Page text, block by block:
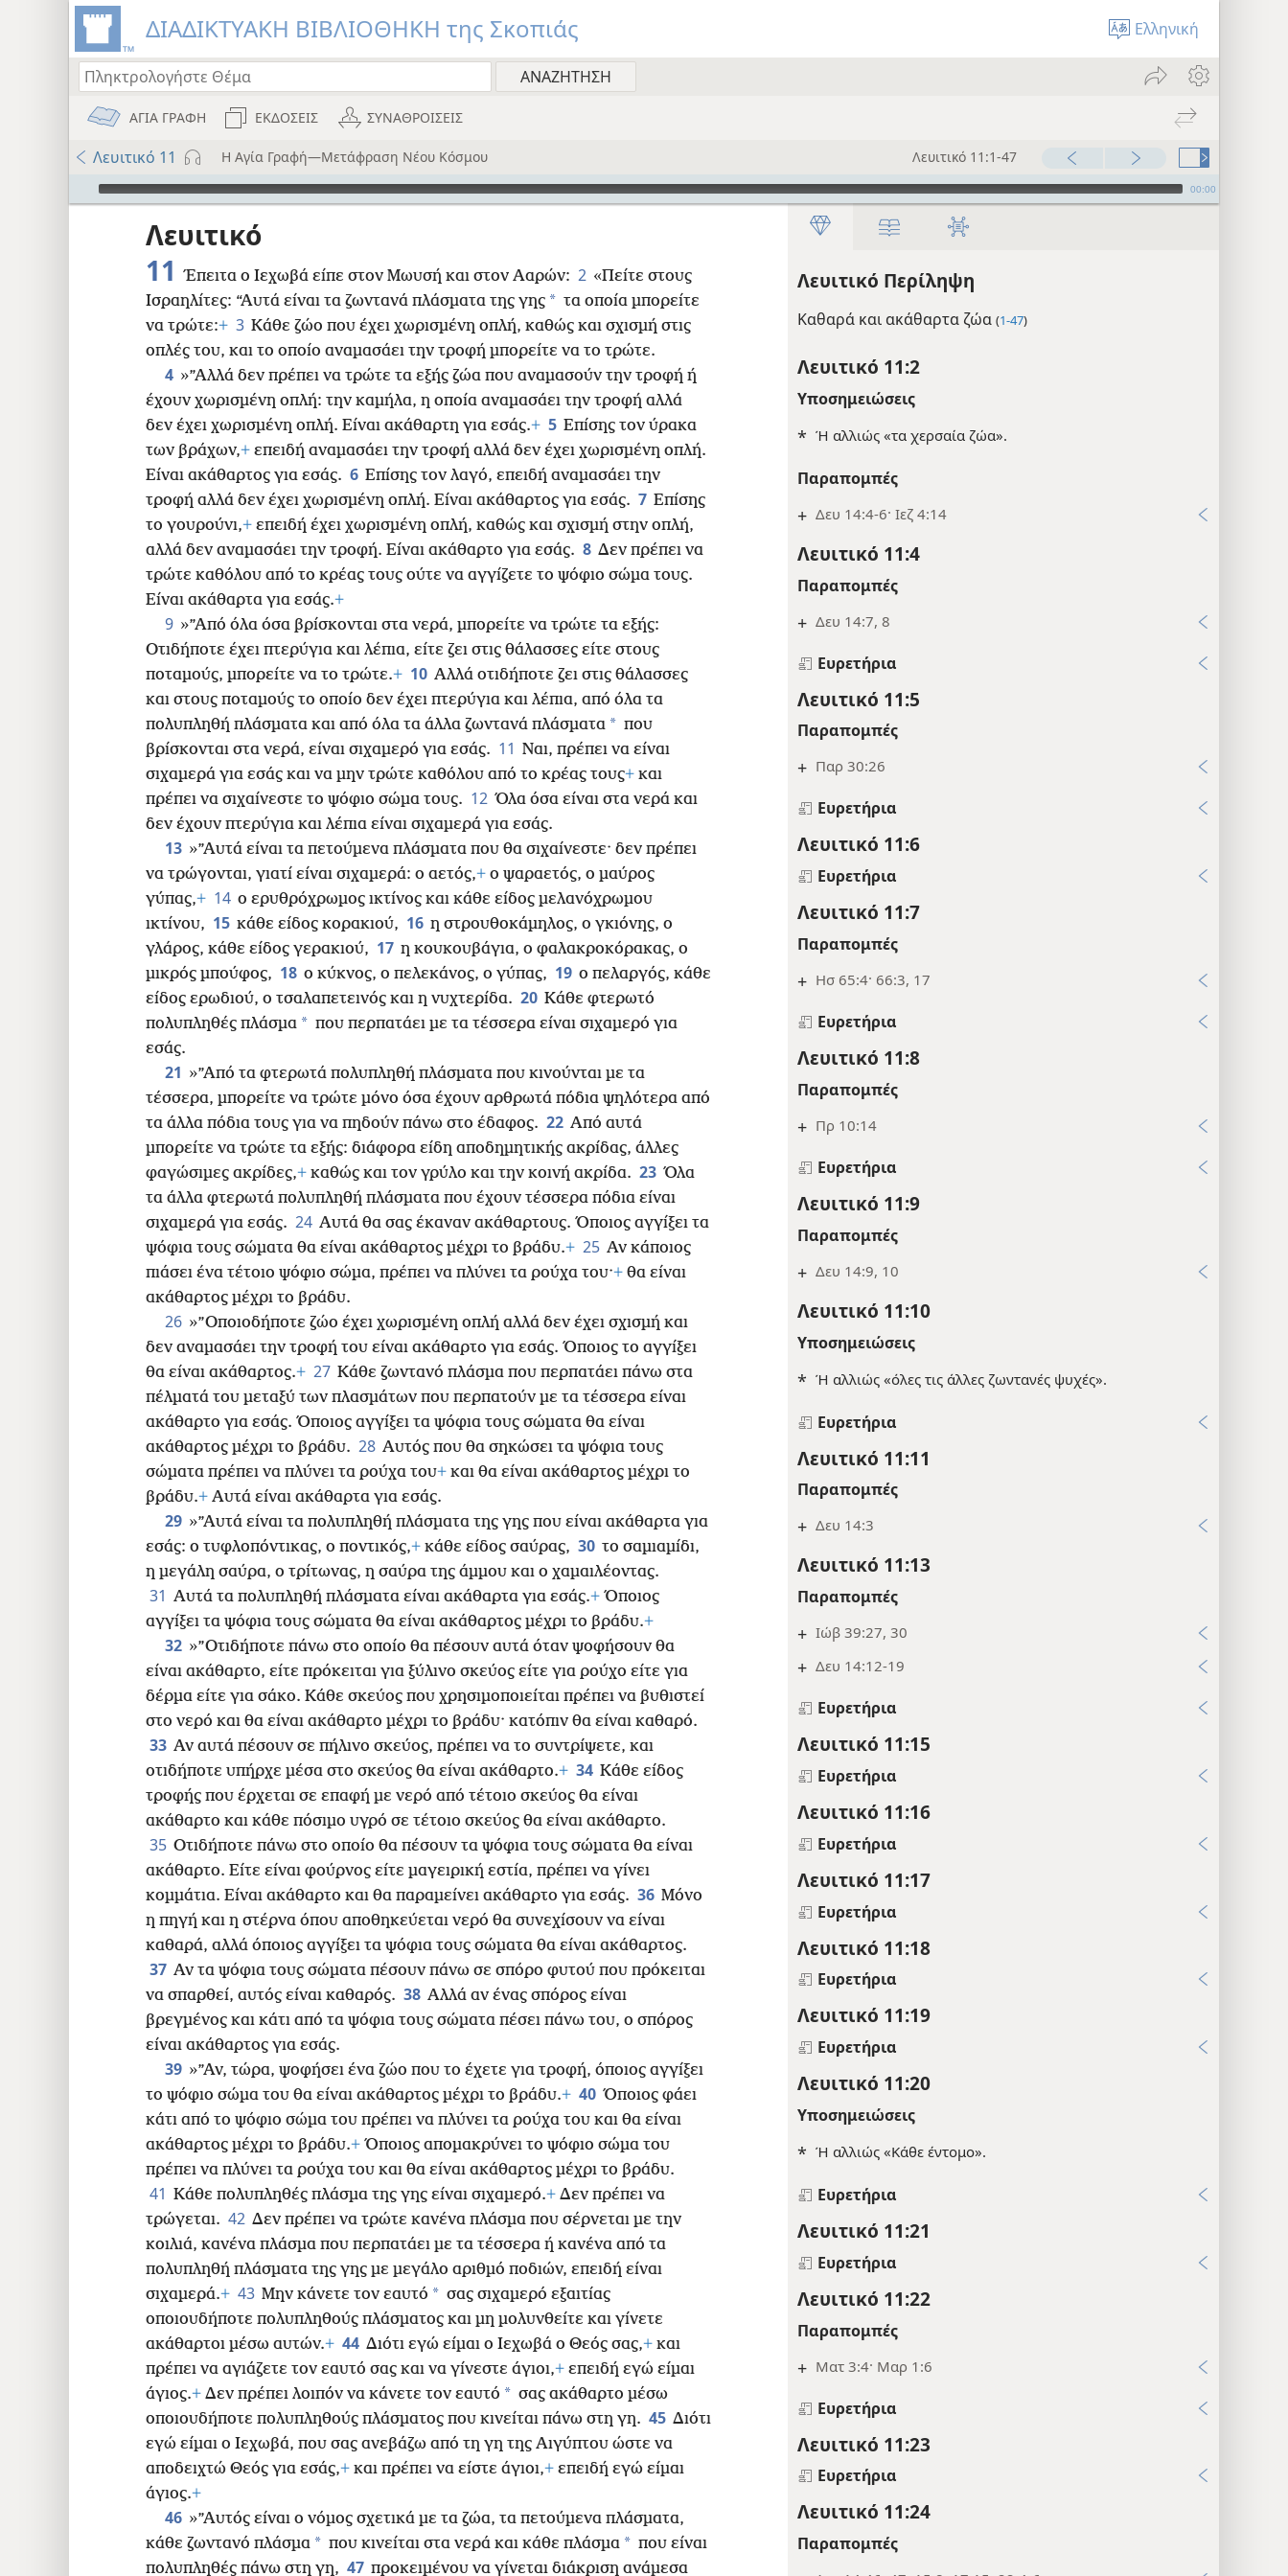
ΔΙΑΔΙΚΤΥΑΚΗ ΒΙΒΛΙΟΘΗΚΗ της Σκοπιάς Ελληνική
ΑΓΙΑ ΓΡΑΦΗ ΕΚΔΟΣΕΙΣ ΣΥΝΑΘΡΟΙΣΕΙΣ
Λευιτικό 11 Η Αγία Γραφή—Μετάφραση Νέου Κόσμου Λευιτικό 11:1-47
Audio Player 00:00
Λευιτικό Περίληψη
Καθαρά και ακάθαρτα ζώα (1-47)
Λευιτικό 11:2
Υποσημειώσεις
* Ή αλλιώς «τα χερσαία ζώα».
Παραπομπές
+ Δευ 14:4-6· Ιεζ 4:14
Λευιτικό 11:4
Παραπομπές
+ Δευ 14:7, 8
Ευρετήρια
Λευιτικό 11:5
Παραπομπές
+ Παρ 30:26
Ευρετήρια
Λευιτικό 11:6
Ευρετήρια
Λευιτικό 11:7
Παραπομπές
+ Ησ 65:4· 66:3, 17
Ευρετήρια
Λευιτικό 11:8
Παραπομπές
+ Πρ 10:14
Ευρετήρια
Λευιτικό 11:9
Παραπομπές
+ Δευ 14:9, 10
Λευιτικό 11:10
Υποσημειώσεις
* Ή αλλιώς «όλες τις άλλες ζωντανές ψυχές».
Ευρετήρια
Λευιτικό 11:11
Παραπομπές
+ Δευ 14:3
Λευιτικό 11:13
Παραπομπές
+ Ιώβ 39:27, 30
+ Δευ 14:12-19
Ευρετήρια
Λευιτικό 11:15
Ευρετήρια
Λευιτικό 11:16
Ευρετήρια
Λευιτικό 11:17
Ευρετήρια
Λευιτικό 11:18
Ευρετήρια
Λευιτικό 11:19
Ευρετήρια
Λευιτικό 11:20
Υποσημειώσεις
* Ή αλλιώς «Κάθε έντομο».
Ευρετήρια
Λευιτικό 11:21
Ευρετήρια
Λευιτικό 11:22
Παραπομπές
+ Ματ 3:4· Μαρ 1:6
Ευρετήρια
Λευιτικό 11:23
Ευρετήρια
Λευιτικό 11:24
Παραπομπές
Λευιτικό
11 Έπειτα ο Ιεχωβά είπε στον Μωυσή και στον Ααρών: 2 «Πείτε στους
Ισραηλίτες: “Αυτά είναι τα ζωντανά πλάσματα της γης * τα οποία μπορείτε
να τρώτε:+ 3 Κάθε ζώο που έχει χωρισμένη οπλή, καθώς και σχισμή στις
οπλές του, και το οποίο αναμασάει την τροφή μπορείτε να το τρώτε.
4 »”Αλλά δεν πρέπει να τρώτε τα εξής ζώα που αναμασούν την τροφή ή
έχουν χωρισμένη οπλή: την καμήλα, η οποία αναμασάει την τροφή αλλά
δεν έχει χωρισμένη οπλή. Είναι ακάθαρτη για εσάς.+ 5 Επίσης τον ύρακα
των βράχων,+ επειδή αναμασάει την τροφή αλλά δεν έχει χωρισμένη οπλή.
Είναι ακάθαρτος για εσάς. 6 Επίσης τον λαγό, επειδή αναμασάει την
τροφή αλλά δεν έχει χωρισμένη οπλή. Είναι ακάθαρτος για εσάς. 7 Επίσης
το γουρούνι,+ επειδή έχει χωρισμένη οπλή, καθώς και σχισμή στην οπλή,
αλλά δεν αναμασάει την τροφή. Είναι ακάθαρτο για εσάς. 8 Δεν πρέπει να
τρώτε καθόλου από το κρέας τους ούτε να αγγίζετε το ψόφιο σώμα τους.
Είναι ακάθαρτα για εσάς.+
9 »”Από όλα όσα βρίσκονται στα νερά, μπορείτε να τρώτε τα εξής:
Οτιδήποτε έχει πτερύγια και λέπια, είτε ζει στις θάλασσες είτε στους
ποταμούς, μπορείτε να το τρώτε.+ 10 Αλλά οτιδήποτε ζει στις θάλασσες
και στους ποταμούς το οποίο δεν έχει πτερύγια και λέπια, από όλα τα
πολυπληθή πλάσματα και από όλα τα άλλα ζωντανά πλάσματα * που
βρίσκονται στα νερά, είναι σιχαμερό για εσάς. 11 Ναι, πρέπει να είναι
σιχαμερά για εσάς και να μην τρώτε καθόλου από το κρέας τους+ και
πρέπει να σιχαίνεστε το ψόφιο σώμα τους. 12 Όλα όσα είναι στα νερά και
δεν έχουν πτερύγια και λέπια είναι σιχαμερά για εσάς.
13 »”Αυτά είναι τα πετούμενα πλάσματα που θα σιχαίνεστε· δεν πρέπει
να τρώγονται, γιατί είναι σιχαμερά: ο αετός,+ ο ψαραετός, ο μαύρος
γύπας,+ 14 ο ερυθρόχρωμος ικτίνος και κάθε είδος μελανόχρωμου
ικτίνου, 15 κάθε είδος κορακιού, 16 η στρουθοκάμηλος, ο γκιόνης, ο
γλάρος, κάθε είδος γερακιού, 17 η κουκουβάγια, ο φαλακροκόρακας, ο
μικρός μπούφος, 18 ο κύκνος, ο πελεκάνος, ο γύπας, 19 ο πελαργός, κάθε
είδος ερωδιού, ο τσαλαπετεινός και η νυχτερίδα. 20 Κάθε φτερωτό
πολυπληθές πλάσμα * που περπατάει με τα τέσσερα είναι σιχαμερό για
εσάς.
21 »”Από τα φτερωτά πολυπληθή πλάσματα που κινούνται με τα
τέσσερα, μπορείτε να τρώτε μόνο όσα έχουν αρθρωτά πόδια ψηλότερα από
τα άλλα πόδια τους για να πηδούν πάνω στο έδαφος. 22 Από αυτά
μπορείτε να τρώτε τα εξής: διάφορα είδη αποδημητικής ακρίδας, άλλες
φαγώσιμες ακρίδες,+ καθώς και τον γρύλο και την κοινή ακρίδα. 23 Όλα
τα άλλα φτερωτά πολυπληθή πλάσματα που έχουν τέσσερα πόδια είναι
σιχαμερά για εσάς. 24 Αυτά θα σας έκαναν ακάθαρτους. Όποιος αγγίξει τα
ψόφια τους σώματα θα είναι ακάθαρτος μέχρι το βράδυ.+ 25 Αν κάποιος
πιάσει ένα τέτοιο ψόφιο σώμα, πρέπει να πλύνει τα ρούχα του·+ θα είναι
ακάθαρτος μέχρι το βράδυ.
26 »”Οποιοδήποτε ζώο έχει χωρισμένη οπλή αλλά δεν έχει σχισμή και
δεν αναμασάει την τροφή του είναι ακάθαρτο για εσάς. Όποιος το αγγίξει
θα είναι ακάθαρτος.+ 27 Κάθε ζωντανό πλάσμα που περπατάει πάνω στα
πέλματά του μεταξύ των πλασμάτων που περπατούν με τα τέσσερα είναι
ακάθαρτο για εσάς. Όποιος αγγίξει τα ψόφια τους σώματα θα είναι
ακάθαρτος μέχρι το βράδυ. 28 Αυτός που θα σηκώσει τα ψόφια τους
σώματα πρέπει να πλύνει τα ρούχα του+ και θα είναι ακάθαρτος μέχρι το
βράδυ.+ Αυτά είναι ακάθαρτα για εσάς.
29 »”Αυτά είναι τα πολυπληθή πλάσματα της γης που είναι ακάθαρτα για
εσάς: ο τυφλοπόντικας, ο ποντικός,+ κάθε είδος σαύρας, 30 το σαμιαμίδι,
η μεγάλη σαύρα, ο τρίτωνας, η σαύρα της άμμου και ο χαμαιλέοντας.
31 Αυτά τα πολυπληθή πλάσματα είναι ακάθαρτα για εσάς.+ Όποιος
αγγίξει τα ψόφια τους σώματα θα είναι ακάθαρτος μέχρι το βράδυ.+
32 »”Οτιδήποτε πάνω στο οποίο θα πέσουν αυτά όταν ψοφήσουν θα
είναι ακάθαρτο, είτε πρόκειται για ξύλινο σκεύος είτε για ρούχο είτε για
δέρμα είτε για σάκο. Κάθε σκεύος που χρησιμοποιείται πρέπει να βυθιστεί
στο νερό και θα είναι ακάθαρτο μέχρι το βράδυ· κατόπιν θα είναι καθαρό.
33 Αν αυτά πέσουν σε πήλινο σκεύος, πρέπει να το συντρίψετε, και
οτιδήποτε υπήρχε μέσα στο σκεύος θα είναι ακάθαρτο.+ 34 Κάθε είδος
τροφής που έρχεται σε επαφή με νερό από τέτοιο σκεύος θα είναι
ακάθαρτο και κάθε πόσιμο υγρό σε τέτοιο σκεύος θα είναι ακάθαρτο.
35 Οτιδήποτε πάνω στο οποίο θα πέσουν τα ψόφια τους σώματα θα είναι
ακάθαρτο. Είτε είναι φούρνος είτε μαγειρική εστία, πρέπει να γίνει
κομμάτια. Είναι ακάθαρτο και θα παραμείνει ακάθαρτο για εσάς. 36 Μόνο
η πηγή και η στέρνα όπου αποθηκεύεται νερό θα συνεχίσουν να είναι
καθαρά, αλλά όποιος αγγίξει τα ψόφια τους σώματα θα είναι ακάθαρτος.
37 Αν τα ψόφια τους σώματα πέσουν πάνω σε σπόρο φυτού που πρόκειται
να σπαρθεί, αυτός είναι καθαρός. 38 Αλλά αν ένας σπόρος είναι
βρεγμένος και κάτι από τα ψόφια τους σώματα πέσει πάνω του, ο σπόρος
είναι ακάθαρτος για εσάς.
39 »”Αν, τώρα, ψοφήσει ένα ζώο που το έχετε για τροφή, όποιος αγγίξει
το ψόφιο σώμα του θα είναι ακάθαρτος μέχρι το βράδυ.+ 40 Όποιος φάει
κάτι από το ψόφιο σώμα του πρέπει να πλύνει τα ρούχα του και θα είναι
ακάθαρτος μέχρι το βράδυ.+ Όποιος απομακρύνει το ψόφιο σώμα του
πρέπει να πλύνει τα ρούχα του και θα είναι ακάθαρτος μέχρι το βράδυ.
41 Κάθε πολυπληθές πλάσμα της γης είναι σιχαμερό.+ Δεν πρέπει να
τρώγεται. 42 Δεν πρέπει να τρώτε κανένα πλάσμα που σέρνεται με την
κοιλιά, κανένα πλάσμα που περπατάει με τα τέσσερα ή κανένα από τα
πολυπληθή πλάσματα της γης με μεγάλο αριθμό ποδιών, επειδή είναι
σιχαμερά.+ 43 Μην κάνετε τον εαυτό * σας σιχαμερό εξαιτίας
οποιουδήποτε πολυπληθούς πλάσματος και μη μολυνθείτε και γίνετε
ακάθαρτοι μέσω αυτών.+ 44 Διότι εγώ είμαι ο Ιεχωβά ο Θεός σας,+ και
πρέπει να αγιάζετε τον εαυτό σας και να γίνεστε άγιοι,+ επειδή εγώ είμαι
άγιος.+ Δεν πρέπει λοιπόν να κάνετε τον εαυτό * σας ακάθαρτο μέσω
οποιουδήποτε πολυπληθούς πλάσματος που κινείται πάνω στη γη. 45 Διότι
εγώ είμαι ο Ιεχωβά, που σας ανεβάζω από τη γη της Αιγύπτου ώστε να
αποδειχτώ Θεός για εσάς,+ και πρέπει να είστε άγιοι,+ επειδή εγώ είμαι
άγιος.+
46 »”Αυτός είναι ο νόμος σχετικά με τα ζώα, τα πετούμενα πλάσματα,
κάθε ζωντανό πλάσμα * που κινείται στα νερά και κάθε πλάσμα * που είναι
πολυπληθές πάνω στη γη, 47 προκειμένου να γίνεται διάκριση ανάμεσα